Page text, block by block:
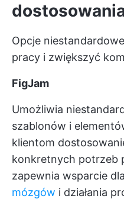
Opcje
pracy i zwiększyć
FigJam
Umożliwia
szablonów i
klientom
konkretnych potrzeb
zapewnia wsparcie
mózgów i działania